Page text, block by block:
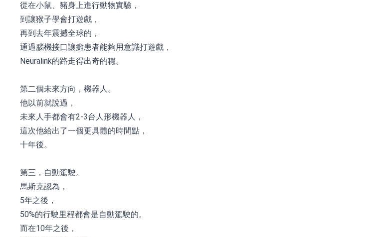
從在小鼠、豬身上進行動物實驗，
到讓猴子學會打遊戲，
再到去年震撼全球的，
通過腦機接口讓癱患者能夠用意識打遊戲，
Neuralink的路走得出奇的穩。
第二個未來方向，機器人。
他以前就說過，
未來人手都會有2-3台人形機器人，
這次他給出了一個更具體的時間點，
十年後。
第三，自動駕駛。
馬斯克認為，
5年之後，
50%的行駛里程都會是自動駕駛的。
而在10年之後，